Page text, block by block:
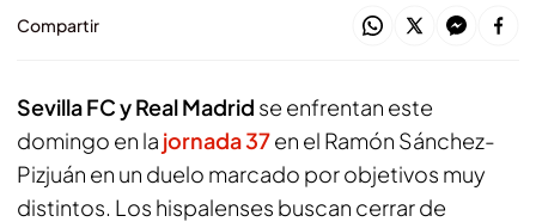
Compartir
Sevilla FC y Real Madrid se enfrentan este
domingo en la jornada 37en el Ramón Sánchez-
Pizjuán en un duelo marcado por objetivos muy
distintos. Los hispalenses buscan cerrar de